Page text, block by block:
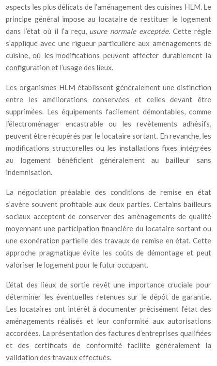
aspects les plus délicats de l’aménagement des cuisines HLM. Le
principe général impose au locataire de restituer le logement
dans l’état où il l’a reçu, usure normale exceptée. Cette règle
s’applique avec une rigueur particulière aux aménagements de
cuisine, où les modifications peuvent affecter durablement la
configuration et l’usage des lieux.
Les organismes HLM établissent généralement une distinction
entre les améliorations conservées et celles devant être
supprimées. Les équipements facilement démontables, comme
l’électroménager encastrable ou les revêtements adhésifs,
peuvent être récupérés par le locataire sortant. En revanche, les
modifications structurelles ou les installations fixes intégrées
au logement bénéficient généralement au bailleur sans
indemnisation.
La négociation préalable des conditions de remise en état
s’avère souvent profitable aux deux parties. Certains bailleurs
sociaux acceptent de conserver des aménagements de qualité
moyennant une participation financière du locataire sortant ou
une exonération partielle des travaux de remise en état. Cette
approche pragmatique évite les coûts de démontage et peut
valoriser le logement pour le futur occupant.
L’état des lieux de sortie revêt une importance cruciale pour
déterminer les éventuelles retenues sur le dépôt de garantie.
Les locataires ont intérêt à documenter précisément l’état des
aménagements réalisés et leur conformité aux autorisations
accordées. La présentation des factures d’entreprises qualifiées
et des certificats de conformité facilite généralement la
validation des travaux effectués.